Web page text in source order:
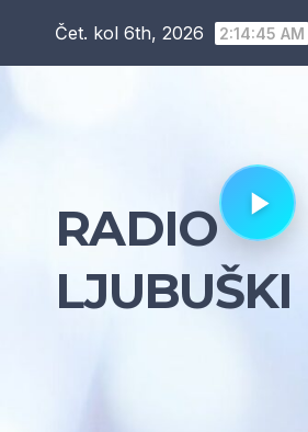
Čet. kol 6th, 2026 2:14:46 AM
RADIO
LJUBUŠKI